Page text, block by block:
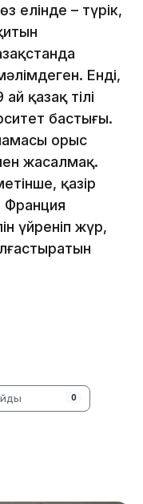
елінде – түрік,
Енді,
қазақ тілі
бастығы.
орыс
жасалмақ.
қазір
Франция
үйреніп жүр,
0